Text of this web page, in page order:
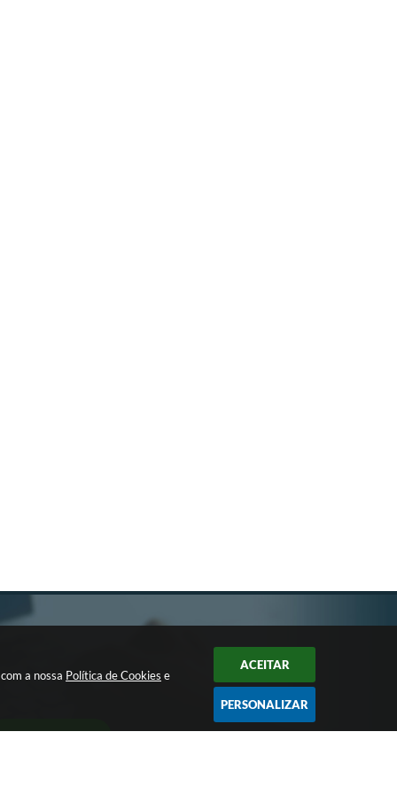
a nossa Política de Cookies e
ACEITAR
PERSONALIZAR